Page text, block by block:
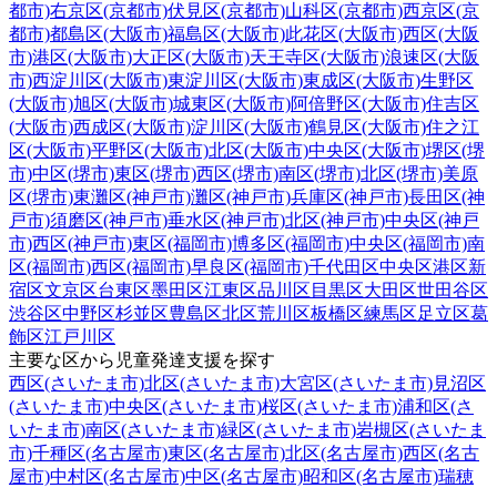
都市)右京区(京都市)伏見区(京都市)山科区(京都市)西京区(京
都市)都島区(大阪市)福島区(大阪市)此花区(大阪市)西区(大阪
市)港区(大阪市)大正区(大阪市)天王寺区(大阪市)浪速区(大阪
市)西淀川区(大阪市)東淀川区(大阪市)東成区(大阪市)生野区
(大阪市)旭区(大阪市)城東区(大阪市)阿倍野区(大阪市)住吉区
(大阪市)西成区(大阪市)淀川区(大阪市)鶴見区(大阪市)住之江
区(大阪市)平野区(大阪市)北区(大阪市)中央区(大阪市)堺区(堺
市)中区(堺市)東区(堺市)西区(堺市)南区(堺市)北区(堺市)美原
区(堺市)東灘区(神戸市)灘区(神戸市)兵庫区(神戸市)長田区(神
戸市)須磨区(神戸市)垂水区(神戸市)北区(神戸市)中央区(神戸
市)西区(神戸市)東区(福岡市)博多区(福岡市)中央区(福岡市)南
区(福岡市)西区(福岡市)早良区(福岡市)千代田区中央区港区新
宿区文京区台東区墨田区江東区品川区 目黒区大田区世田谷区
渋谷区中野区杉並区豊島区北区荒川区板橋区練馬区足立区葛
飾区江戸川区
主要な区から児童発達支援を探す
西区(さいたま市)北区(さいたま市)大宮区(さいたま市)見沼区
(さいたま市)中央区(さいたま市)桜区(さいたま市)浦和区(さ
いたま市)南区(さいたま市)緑区(さいたま市)岩槻区(さいたま
市)千種区(名古屋市)東区(名古屋市)北区(名古屋市)西区(名古
屋市)中村区(名古屋市)中区(名古屋市)昭和区(名古屋市)瑞穂